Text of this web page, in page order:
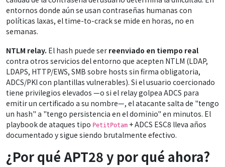
entornos donde aún se usan contraseñas humanas con
políticas laxas, el time-to-crack se mide en horas, no en
semanas.
NTLM relay. El hash puede ser reenviado en tiempo real
contra otros servicios del entorno que acepten NTLM (LDAP,
LDAPS, HTTP/EWS, SMB sobre hosts sin firma obligatoria,
ADCS/PKI con plantillas vulnerables). Si el usuario coercionado
tiene privilegios elevados —o si el relay golpea ADCS para
emitir un certificado a su nombre—, el atacante salta de "tengo
un hash" a "tengo persistencia en el dominio" en minutos. El
playbook de ataques tipo PetitPotam + ADCS ESC8 lleva años
documentado y sigue siendo brutalmente efectivo.
¿Por qué APT28 y por qué ahora?